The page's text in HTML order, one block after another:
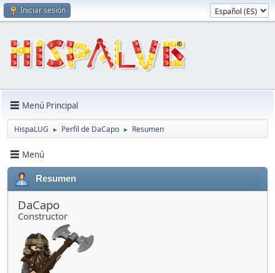
Iniciar sesión
Menú Principal
HispaLUG ► Perfil de DaCapo ► Resumen
Menú
Resumen
DaCapo
Constructor